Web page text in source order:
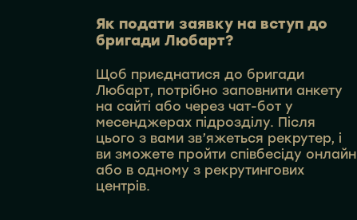
Як подати заявку на вступ до
бригади Любарт?
Щоб приєднатися до бригади
Любарт, потрібно заповнити анкету
на сайті або через чат-бот у
месенджерах підрозділу. Після
цього з вами зв’яжеться рекрутер, і
ви зможете пройти співбесіду онлайн
або в одному з рекрутингових
центрів.